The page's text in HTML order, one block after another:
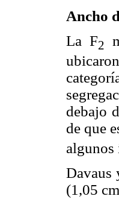
Ancho
La F2
debajo
de que
Davaus
(1,05